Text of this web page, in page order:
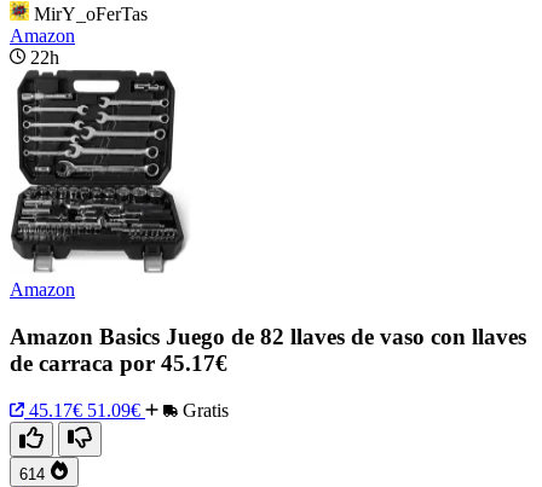
MirY_oFerTas
Amazon
22h
Amazon
Amazon Basics Juego de 82 llaves de vaso con llaves
de carraca por 45.17€
45.17€ 51.09€ Gratis
614